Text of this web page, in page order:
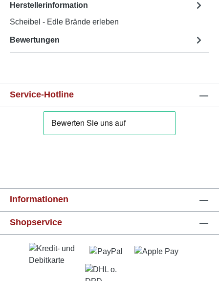
Herstellerinformation
Scheibel - Edle Brände erleben
Bewertungen
Service-Hotline
Informationen
Shopservice